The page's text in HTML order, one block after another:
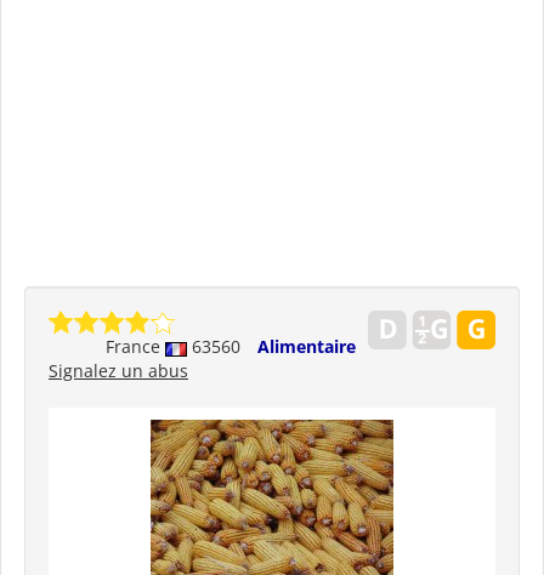
France 63560
Alimentaire
Signalez un abus